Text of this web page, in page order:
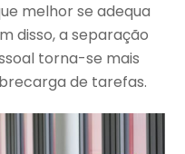
melhor se adequa
disso, a separação
torna-se mais
de tarefas.